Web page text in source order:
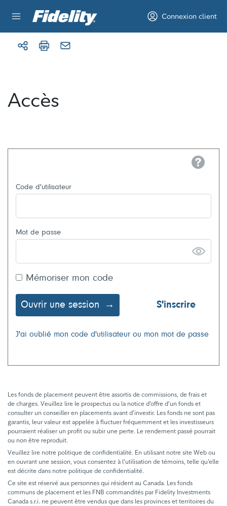
Connexion client
Accès
Help
Code d'utilisateur
Mot de passe
Mémoriser mon code
Ouvrir une session S'inscrire
J'ai oublié mon code d'utilisateur ou mon mot de passe
Les fonds de placement peuvent être assortis de commissions, de frais et
de charges. Veuillez lire le prospectus ou la notice d’offre d’un fonds et
consulter un conseiller en placements avant d’investir. Les fonds ne sont pas
garantis, leur valeur est appelée à fluctuer fréquemment et les investisseurs
pourraient réaliser un profit ou subir une perte. Le rendement passé pourrait
ou non être reproduit.
Veuillez lire notre politique de confidentialité. En utilisant notre site Web ou
en ouvrant une session, vous consentez à l’utilisation de témoins, telle qu’elle
est décrite dans notre politique de confidentialité.
Ce site est réservé aux personnes qui résident au Canada. Les fonds
communs de placement et les FNB commandités par Fidelity Investments
Canada s.r.i. ne peuvent être vendus que dans les provinces et territoires du